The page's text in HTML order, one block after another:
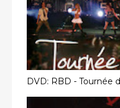
DVD: RBD - Tournée